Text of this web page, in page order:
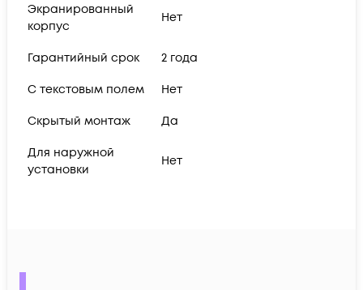
Экранированный
корпус
Нет
Гарантийный срок 2 года
С текстовым полем Нет
Скрытый монтаж Да
Для наружной
установки
Нет